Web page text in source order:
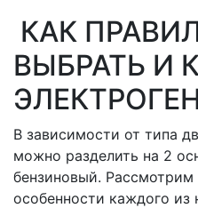
КАК
ВЫБРАТЬ И
В зависимости от типа
можно разделить на 2
бензиновый.
особенности каждого из